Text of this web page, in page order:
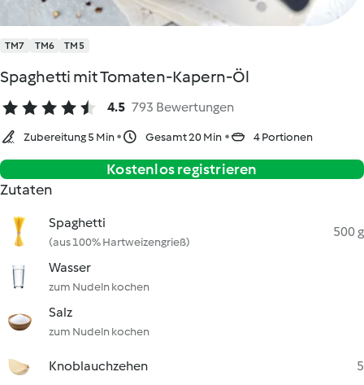
TM7 TM6 TM5
Spaghetti mit Tomaten-Kapern-Öl
4.5 793 Bewertungen
Zubereitung 5 Min Gesamt 20 Min 4 Portionen
Kostenlos registrieren
Zutaten
Spaghetti
(aus 100% Hartweizengrieß)
500 g
Wasser
zum Nudeln kochen
Salz
zum Nudeln kochen
Knoblauchzehen 5